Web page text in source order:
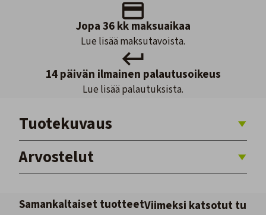
Jopa 36 kk maksuaikaa
Lue lisää maksutavoista.
14 päivän ilmainen palautusoikeus
Lue lisää palautuksista.
Tuotekuvaus
Arvostelut
Samankaltaiset tuotteetViimeksi katsotut